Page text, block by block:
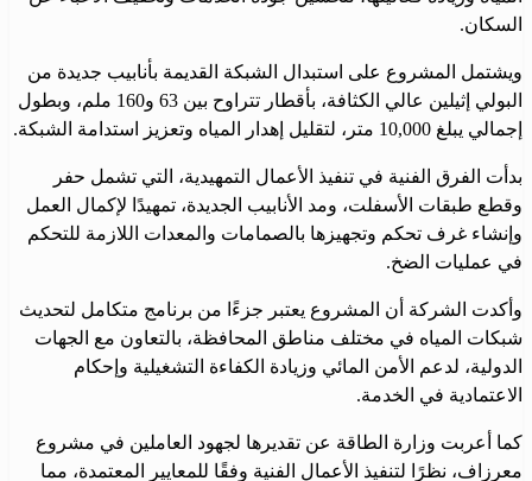
السكان.
ويشتمل المشروع على استبدال الشبكة القديمة بأنابيب جديدة من
البولي إثيلين عالي الكثافة، بأقطار تتراوح بين 63 و160 ملم، وبطول
إجمالي يبلغ 10,000 متر، لتقليل إهدار المياه وتعزيز استدامة الشبكة.
بدأت الفرق الفنية في تنفيذ الأعمال التمهيدية، التي تشمل حفر
وقطع طبقات الأسفلت، ومد الأنابيب الجديدة، تمهيدًا لإكمال العمل
وإنشاء غرف تحكم وتجهيزها بالصمامات والمعدات اللازمة للتحكم
في عمليات الضخ.
وأكدت الشركة أن المشروع يعتبر جزءًا من برنامج متكامل لتحديث
شبكات المياه في مختلف مناطق المحافظة، بالتعاون مع الجهات
الدولية، لدعم الأمن المائي وزيادة الكفاءة التشغيلية وإحكام
الاعتمادية في الخدمة.
كما أعربت وزارة الطاقة عن تقديرها لجهود العاملين في مشروع
معرزاف، نظرًا لتنفيذ الأعمال الفنية وفقًا للمعايير المعتمدة، مما